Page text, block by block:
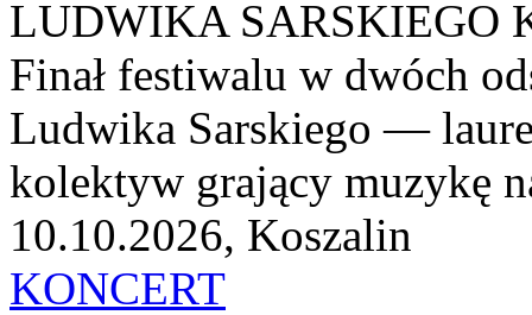
LUDWIKA SARSKIEGO
Finał festiwalu w dwóch
Ludwika Sarskiego —
kolektyw grający muzykę
10.10.2026, Koszalin
KONCERT